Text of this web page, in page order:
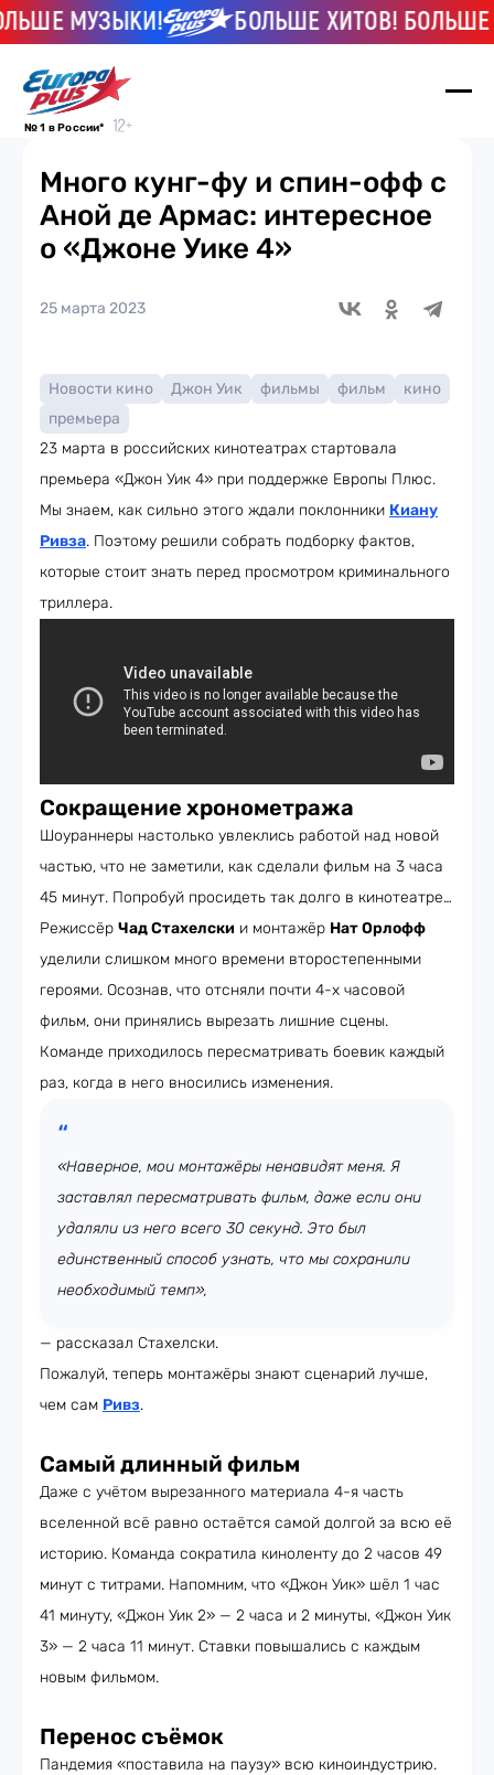
МУЗЫКИ! БОЛЬШЕ ХИТОВ! БОЛЬШЕ
№ 1 в России*
Много кунг-фу и спин-офф с
Аной де Армас: интересное
о «Джоне Уике 4»
25 марта 2023
Новости кино Джон Уик фильмы фильм
кино
премьера
23 марта в российских кинотеатрах стартовала
премьера «Джон Уик 4» при поддержке Европы Плюс.
Мы знаем, как сильно этого ждали поклонники Киану
Ривза. Поэтому решили собрать подборку фактов,
которые стоит знать перед просмотром криминального
триллера.
Сокращение хронометража
Шоураннеры настолько увлеклись работой над новой
частью, что не заметили, как сделали фильм на 3 часа
45 минут. Попробуй просидеть так долго в кинотеатре…
Режиссёр Чад Стахелски и монтажёр Нат Орлофф
уделили слишком много времени второстепенными
героями. Осознав, что отсняли почти 4-х часовой
фильм, они принялись вырезать лишние сцены.
Команде приходилось пересматривать боевик каждый
раз, когда в него вносились изменения.
«Наверное, мои монтажёры ненавидят меня. Я
заставлял пересматривать фильм, даже если они
удаляли из него всего 30 секунд. Это был
единственный способ узнать, что мы сохранили
необходимый темп»,
— рассказал Стахелски.
Пожалуй, теперь монтажёры знают сценарий лучше,
чем сам Ривз.
Самый длинный фильм
Даже с учётом вырезанного материала 4-я часть
вселенной всё равно остаётся самой долгой за всю её
историю. Команда сократила киноленту до 2 часов 49
минут с титрами. Напомним, что «Джон Уик» шёл 1 час
41 минуту, «Джон Уик 2» — 2 часа и 2 минуты, «Джон Уик
3» — 2 часа 11 минут. Ставки повышались с каждым
новым фильмом.
Перенос съёмок
Пандемия «поставила на паузу» всю киноиндустрию.